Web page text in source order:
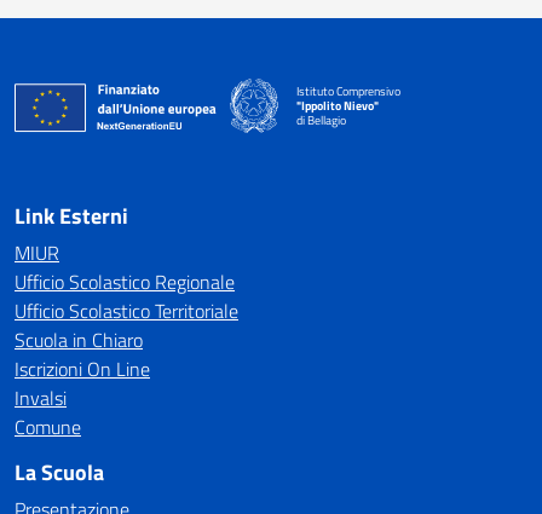
Istituto Comprensivo
"Ippolito Nievo"
di Bellagio
— Visita la pagina iniziale della scuola
Link Esterni
MIUR
Ufficio Scolastico Regionale
Ufficio Scolastico Territoriale
Scuola in Chiaro
Iscrizioni On Line
Invalsi
Comune
La Scuola